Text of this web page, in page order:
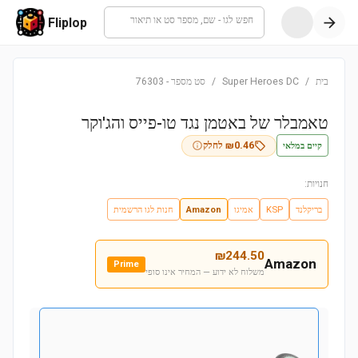
חפש לגו - שם, מספר סט או תיאור Fliplop
בית /
Super Heroes DC
/ סט מספר -
76303
טאמבלר של באטמן נגד טו-פייס והג'וקר
קיים במלאי ₪0.46 לחלק
חנויות:
בריקלנד KSP אמיגו Amazon חנות לגו הרשמית
Amazon
₪244.50
משלוח לא ידוע — המחיר אינו סופי
Prime